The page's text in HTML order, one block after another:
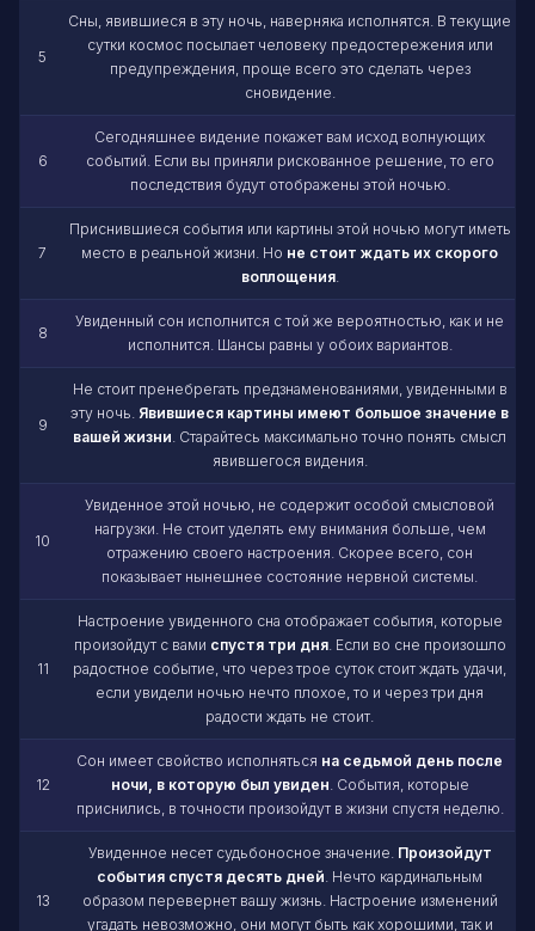
5
Сны, явившиеся в эту ночь, наверняка исполнятся. В текущие
сутки космос посылает человеку предостережения или
предупреждения, проще всего это сделать через
сновидение.
6
Сегодняшнее видение покажет вам исход волнующих
событий. Если вы приняли рискованное решение, то его
последствия будут отображены этой ночью.
7
Приснившиеся события или картины этой ночью могут иметь
место в реальной жизни. Но не стоит ждать их скорого
воплощения.
8
Увиденный сон исполнится с той же вероятностью, как и не
исполнится. Шансы равны у обоих вариантов.
9
Не стоит пренебрегать предзнаменованиями, увиденными в
эту ночь. Явившиеся картины имеют большое значение в
вашей жизни. Старайтесь максимально точно понять смысл
явившегося видения.
10
Увиденное этой ночью, не содержит особой смысловой
нагрузки. Не стоит уделять ему внимания больше, чем
отражению своего настроения. Скорее всего, сон
показывает нынешнее состояние нервной системы.
11
Настроение увиденного сна отображает события, которые
произойдут с вами спустя три дня. Если во сне произошло
радостное событие, что через трое суток стоит ждать удачи,
если увидели ночью нечто плохое, то и через три дня
радости ждать не стоит.
12
Сон имеет свойство исполняться на седьмой день после
ночи, в которую был увиден. События, которые
приснились, в точности произойдут в жизни спустя неделю.
13
Увиденное несет судьбоносное значение. Произойдут
события спустя десять дней. Нечто кардинальным
образом перевернет вашу жизнь. Настроение изменений
угадать невозможно, они могут быть как хорошими, так и